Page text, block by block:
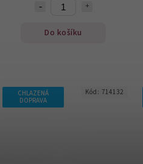
Do košíku
CHLAZENÁ
DOPRAVA
Kód: 714132